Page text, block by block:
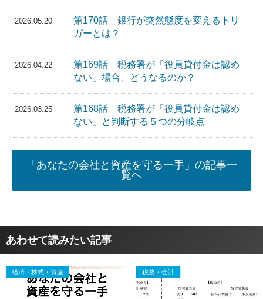
2026.05.20
第170話 銀行が突然態度を変えるトリ
ガーとは？
2026.04.22
第169話 税務署が「役員貸付金は認め
ない」場合、どうなるのか？
2026.03.25
第168話 税務署が「役員貸付金は認め
ない」と判断する５つの分岐点
「あなたの会社と資産を守る一手」の記事一
覧へ
あわせて読みたい記事
経済・株式・資産 税務・会計